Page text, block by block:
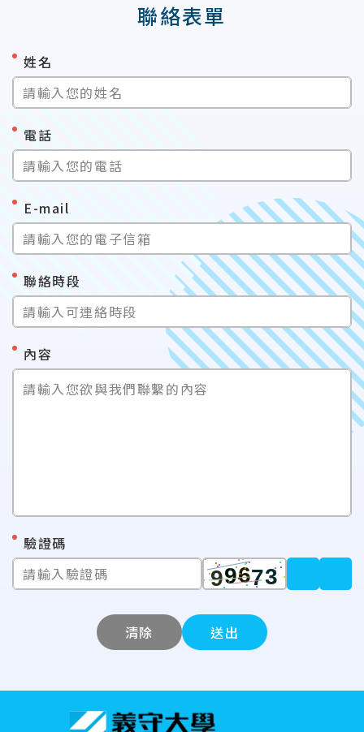
聯絡表單
姓名
*
請輸入您的姓名
電話
*
請輸入您的電話
E-mail
*
請輸入您的電子信箱
聯絡時段
*
請輸入可連絡時段
內容
*
請輸入您欲與我們聯繫的內容
驗證碼
*
請輸入驗證碼
清除 送出